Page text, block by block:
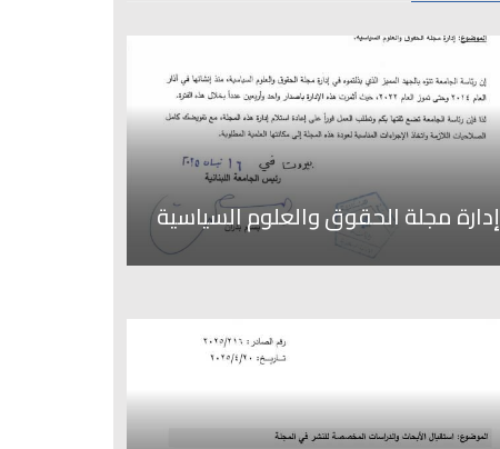
إدارة مجلة الحقوق والعلوم السياسية